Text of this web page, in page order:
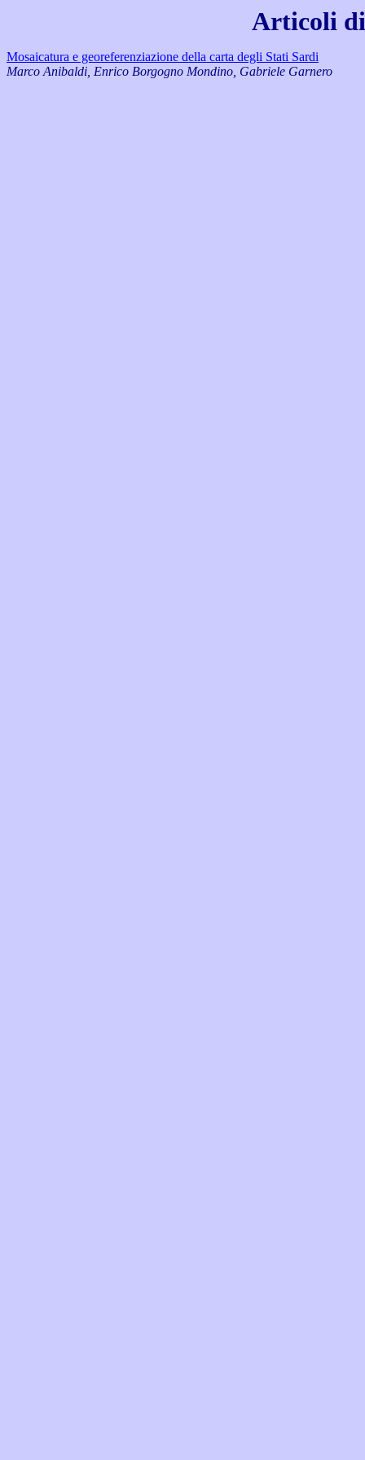
Articoli
Mosaicatura e georeferenziazione della carta degli Stati Sardi
Marco Anibaldi, Enrico Borgogno Mondino, Gabriele Garnero